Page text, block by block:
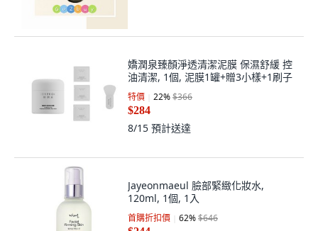
嬌潤泉臻顏淨透清潔泥膜 保濕舒緩 控
油清潔, 1個, 泥膜1罐+贈3小樣+1刷子
特價 22%$366
$284
8/15 預計送達
Jayeonmaeul 臉部緊緻化妝水,
120ml, 1個, 1入
首購折扣價 62%$646